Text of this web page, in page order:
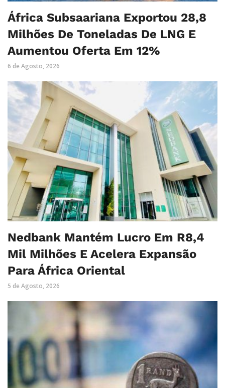
África Subsaariana Exportou 28,8
Milhões De Toneladas De LNG E
Aumentou Oferta Em 12%
6 de Agosto, 2026
Nedbank Mantém Lucro Em R8,4
Mil Milhões E Acelera Expansão
Para África Oriental
5 de Agosto, 2026